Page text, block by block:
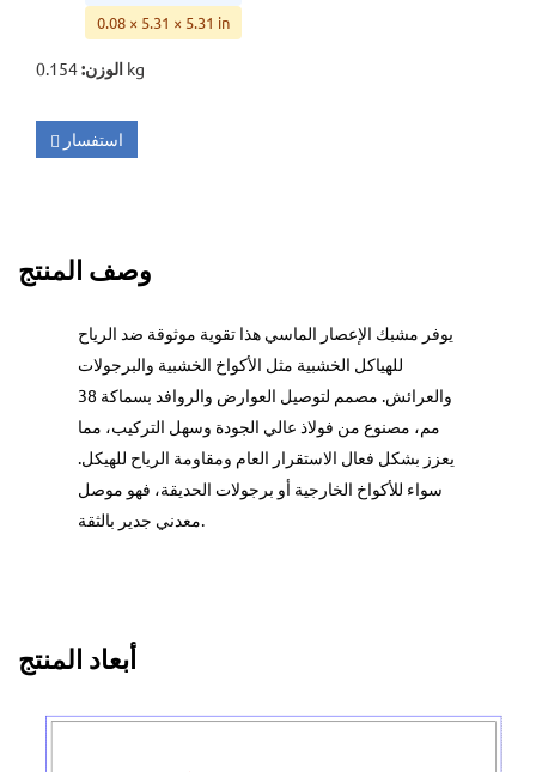
0.08 × 5.31 × 5.31 in
الوزن: 0.154 kg
استفسار
وصف المنتج
يوفر مشبك الإعصار الماسي هذا تقوية موثوقة ضد الرياح
للهياكل الخشبية مثل الأكواخ الخشبية والبرجولات
والعرائش. مصمم لتوصيل العوارض والروافد بسماكة 38
مم، مصنوع من فولاذ عالي الجودة وسهل التركيب، مما
يعزز بشكل فعال الاستقرار العام ومقاومة الرياح للهيكل.
سواء للأكواخ الخارجية أو برجولات الحديقة، فهو موصل
معدني جدير بالثقة.
أبعاد المنتج